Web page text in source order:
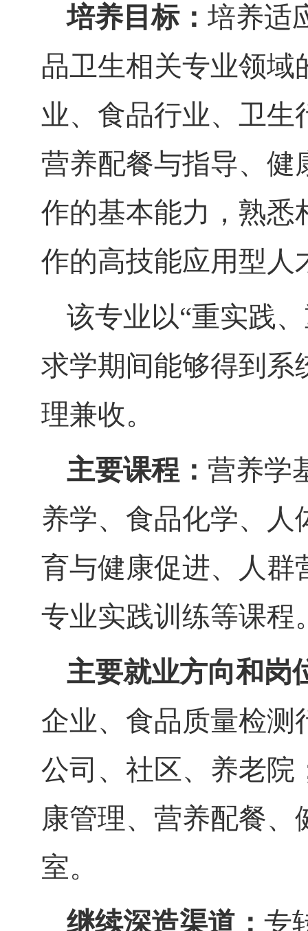
培养目标： 培养适
品卫生相关专业领域
业、食品行业、卫生
营养配餐与指导、 健
作的基本能力，熟悉
作的高技能应用型人
该专业以“重实践
求学期间能够得到系
理兼收。
主要课程： 营养学
养学、食品化学、
人
育与健康促进、人群
专业实践训练等课程
主要就业方向和岗
企业、食品质量检测
公司、社区、养老院
康管理、营养配餐
室。
继续深造渠道： 专